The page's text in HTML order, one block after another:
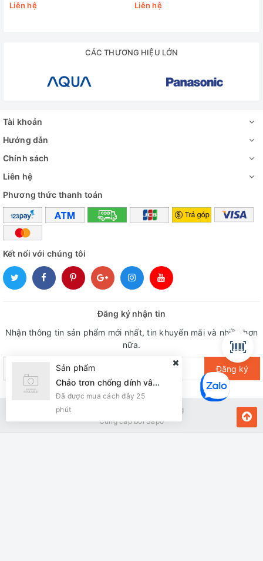
Liên hệ Liên hệ
CÁC THƯƠNG HIỆU LỚN
Tài khoản
Hướng dẫn
Chính sách
Liên hệ
Phương thức thanh toán
Kết nối với chúng tôi
Đăng ký nhận tin
Nhận thông tin sản phẩm mới nhất, tin khuyến mãi và nhiều hơn
nữa.
Đăng ký
Bản quyền thuộc về Kiến Vàng
Cung cấp bởiSapo
Sản phẩm
Chảo trơn chống dính vân đá Sunhouse eco SVE30 ( Đun ga)
Đã được mua cách đây 25
phút